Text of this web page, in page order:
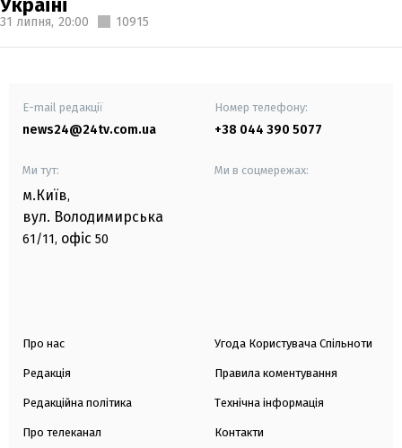
31 липня, 20:00 10915
E-mail редакції
news24@24tv.com.ua
Номер телефону:
+38 044 390 5077
Ми тут:
м.Київ,
вул. Володимирська
61/11, офіс 50
Ми в соцмережах:
Про нас
Редакція
Редакційна політика
Про телеканал
Угода Користувача Спільноти
Правила коментування
Технічна інформація
Контакти